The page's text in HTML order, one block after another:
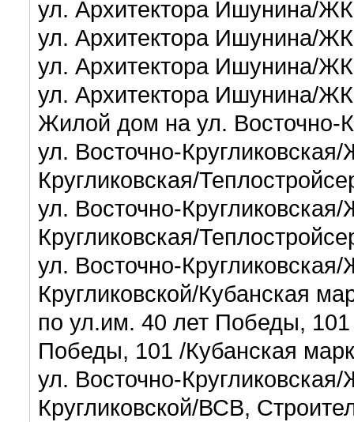
ул. Архитектора Ишунина/
ул. Архитектора Ишунина/
ул. Архитектора Ишунина/
ул. Архитектора Ишунина/
Жилой дом на ул. Восточно-
ул. Восточно-
Кругликовская/
ул. Восточно-
Кругликовская/
ул. Восточно-
Кругликовской/Кубанская
по ул.им. 40 лет Победы,
Победы, 101 /Кубанская
ул. Восточно-
Кругликовской/